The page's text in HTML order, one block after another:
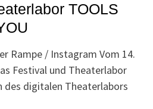
TOOLS
Rampe / Instagram Vom 14.
Festival und Theaterlabor
digitalen Theaterlabors